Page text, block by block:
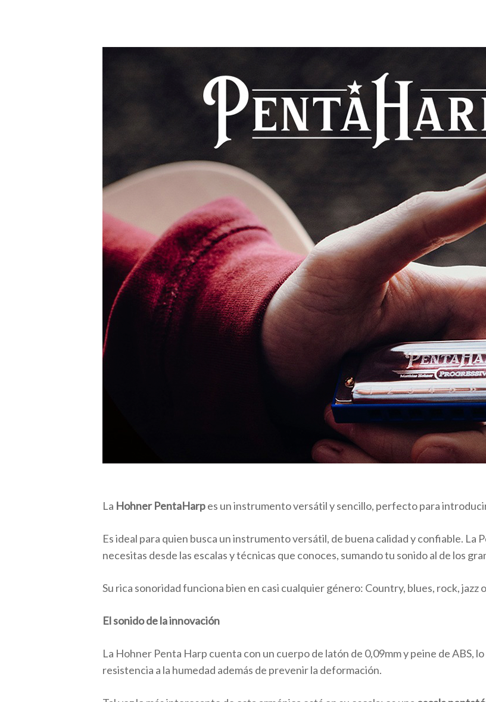
La Hohner PentaHarpes un instrumento versátil y sencillo, perfecto para
Es ideal para quien busca un instrumento versátil, de buena calidad y confiable. La
necesitas desde las escalas y técnicas que conoces, sumando tu sonido al de los
Su rica sonoridad funciona bien en casi cualquier género: Country, blues, rock, jazz
El sonido de la innovación
La Hohner Penta Harp cuenta con un cuerpo de latón de 0,09mm y peine de ABS,
resistencia a la humedad además de prevenir la deformación.